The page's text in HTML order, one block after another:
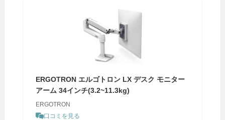
ERGOTRON エルゴトロン LX デスク モニター
アーム 34インチ(3.2~11.3kg)
ERGOTRON
口コミを見る